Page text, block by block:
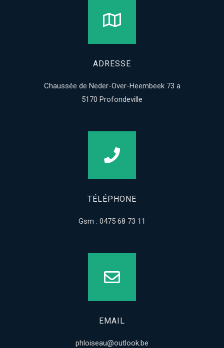
ADRESSE
Chaussée de Neder-Over-Heembeek 73 a
5170 Profondeville
TÉLÉPHONE
Gsm : 0475 68 73 11
EMAIL
phloiseau@outlook.be